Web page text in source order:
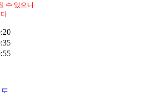
수 있으니
.